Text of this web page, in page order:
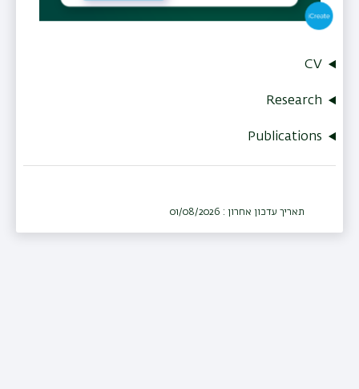
CV
Research
Publications
תאריך עדכון אחרון : 01/08/2026